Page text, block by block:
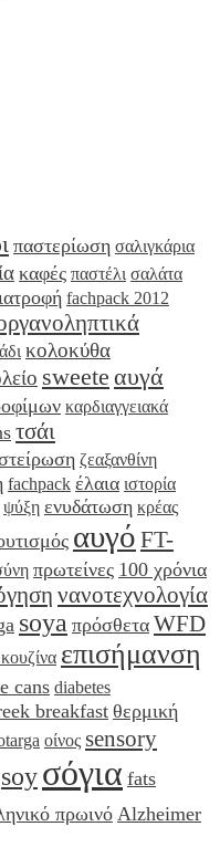
παστερίωση σαλιγκάρια
καφές παστέλι σαλάτα
fachpack 2012
κολοκύθα
sweete αυγά
καρδιαγγειακά
τσάι
ζεαξανθίνη
fachpack έλαια ιστορία
ψύξη ενυδάτωση κρέας
αυγό FT-
πρωτείνες 100 χρόνια
νανοτεχνολογία
soya πρόσθετα WFD
επισήμανση
cans diabetes
breakfastθερμική
οίνος sensory
soyσόγια fats
πρωινόAlzheimer